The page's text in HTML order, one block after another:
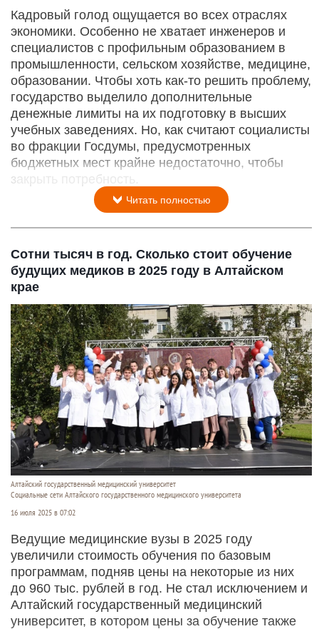
Кадровый голод ощущается во всех отраслях
экономики. Особенно не хватает инженеров и
специалистов с профильным образованием в
промышленности, сельском хозяйстве, медицине,
образовании. Чтобы хоть как-то решить проблему,
государство выделило дополнительные
денежные лимиты на их подготовку в высших
учебных заведениях. Но, как считают социалисты
во фракции Госдумы, предусмотренных
бюджетных мест крайне недостаточно, чтобы
закрыть потребность.
Читать полностью
Сотни тысяч в год. Сколько стоит обучение
будущих медиков в 2025 году в Алтайском
крае
Алтайский государственный медицинский университет
Социальные сети Алтайского государственного медицинского университета
16 июля 2025 в 07:02
Ведущие медицинские вузы в 2025 году
увеличили стоимость обучения по базовым
программам, подняв цены на некоторые из них
до 960 тыс. рублей в год. Не стал исключением и
Алтайский государственный медицинский
университет, в котором цены за обучение также